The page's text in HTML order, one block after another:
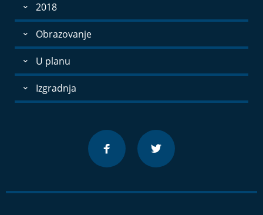
2018
Obrazovanje
U planu
Izgradnja